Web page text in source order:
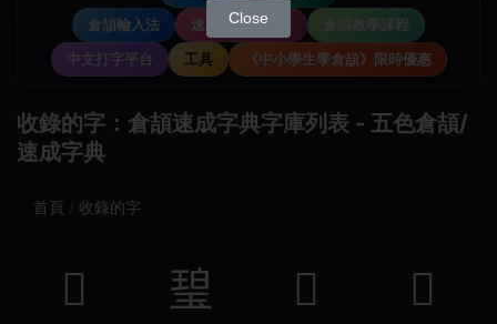
倉頡輸入法
速成輸入法教學
倉頡教學課程
中文打字平台
工具 《中小學生學倉頡》限時優惠
收錄的字：倉頡速成字典字庫列表 - 五色倉頡/
速成字典
首頁 收錄的字
𦣭 𤧥 𡭙 𡎗
Close